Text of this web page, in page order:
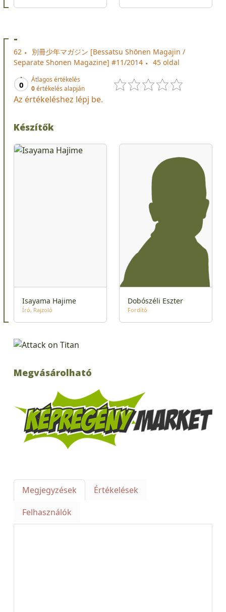
-
62
別冊少年マガジン [Bessatsu Shōnen Magajin /
Separate Shonen Magazine] #11/2014
45 oldal
0
Átlagos értékelés
0értékelés alapján
Az értékeléshez lépj be.
Készítők
Isayama Hajime
Író Rajzoló
Dobószéli Eszter
Fordító
Megvásárolható
Megjegyzések
Értékelések
Felhasználók